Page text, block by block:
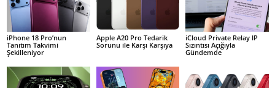
iPhone 18 Pro’nun
Tanıtım Takvimi
Şekilleniyor
Apple A20 Pro Tedarik
Sorunu ile Karşı Karşıya
iCloud Private Relay IP
Sızıntısı Açığıyla
Gündemde